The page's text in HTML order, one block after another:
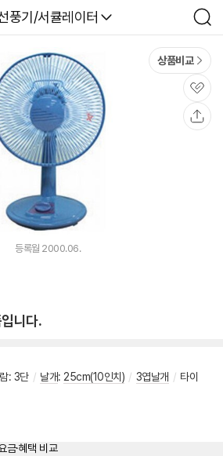
나와
풍기/서큘레이터
검
색
상품비교
관
심
등록월 2000.06.
니다.
: 3단 / 날개: 25cm(10인치) / 3엽날개 / 타이